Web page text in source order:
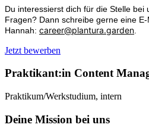
Du interessierst dich für die Stelle bei
Fragen? Dann schreibe gerne eine E-
Hannah: career@plantura.garden
Jetzt bewerben
Praktikant:in Content
Praktikum/Werkstudium, intern
Deine Mission bei uns